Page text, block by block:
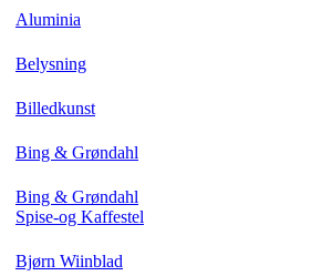
Aluminia
Belysning
Billedkunst
Bing & Grøndahl
Bing & Grøndahl
Spise-og Kaffestel
Bjørn Wiinblad